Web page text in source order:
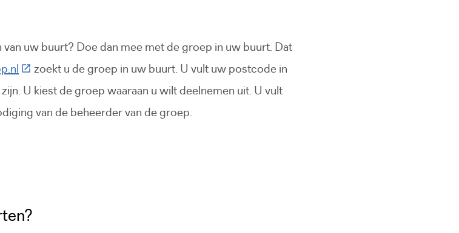
uw buurt? Doe dan mee met de groep in uw buurt. Dat
(Deze link gaat naar een externe website)
zoekt u de groep in uw buurt. U vult uw postcode in
U kiest de groep waaraan u wilt deelnemen uit. U vult
van de beheerder van de groep.
website)